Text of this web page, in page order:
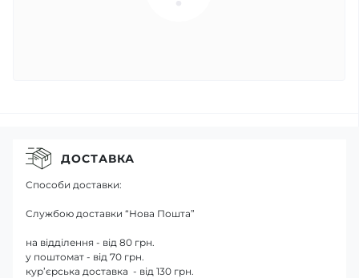
ДОСТАВКА
Способи доставки:
Службою доставки “Нова Пошта”
на відділення - від 80 грн.
у поштомат - від 70 грн.
кур’єрська доставка - від 130 грн.